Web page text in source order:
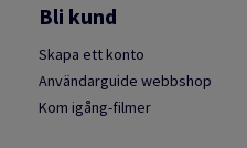
Bli kund
Skapa ett konto
Användarguide webbshop
Kom igång-filmer